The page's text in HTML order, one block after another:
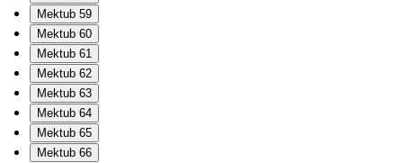
Mektub 59
Mektub 60
Mektub 61
Mektub 62
Mektub 63
Mektub 64
Mektub 65
Mektub 66